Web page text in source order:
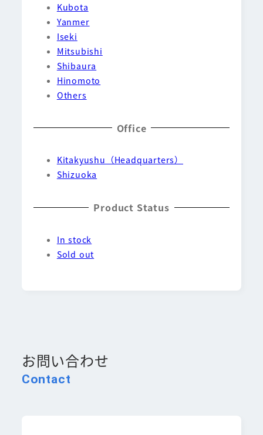
Kubota
Yanmer
Iseki
Mitsubishi
Shibaura
Hinomoto
Others
Office
Kitakyushu（Headquarters）
Shizuoka
Product Status
In stock
Sold out
Contact
お問い合わせ